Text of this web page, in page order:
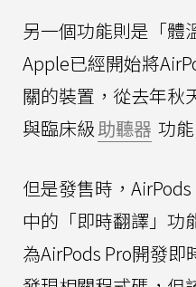
另一個功能則是「體
Apple已經開始將
關的裝置，從去年秋
與臨床級助聽器 功
但是發售時，
中的「即時翻譯」功
為AirPods Pro開發